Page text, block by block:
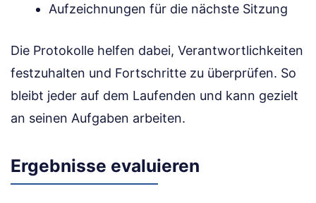
Aufzeichnungen für die nächste Sitzung
Die Protokolle helfen dabei, Verantwortlichkeiten
festzuhalten und Fortschritte zu überprüfen. So
bleibt jeder auf dem Laufenden und kann gezielt
an seinen Aufgaben arbeiten.
Ergebnisse evaluieren